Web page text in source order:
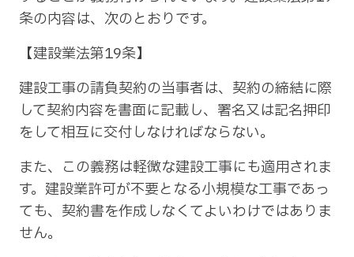
条の内容は、次のとおりです。
【建設業法第19条】
建設工事の請負契約の当事者は、契約の締結に際
して契約内容を書面に記載し、署名又は記名押印
をして相互に交付しなければならない。
また、この義務は軽微な建設工事にも適用されま
す。建設業許可が不要となる小規模な工事であっ
ても、契約書を作成しなくてよいわけではありま
せん。